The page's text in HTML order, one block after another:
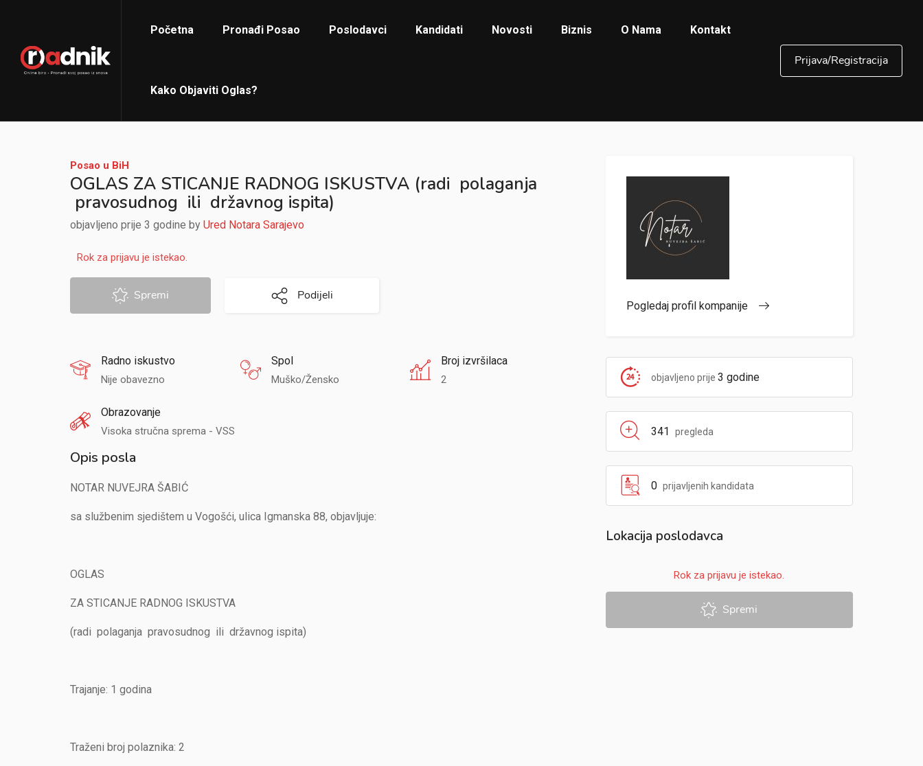
Početna Pronađi Posao Poslodavci Kandidati Novosti Biznis O Nama Kontakt
Kako Objaviti Oglas?
Prijava/Registracija
Posao u BiH
OGLAS ZA STICANJE RADNOG ISKUSTVA (radi polaganja
pravosudnog ili državnog ispita)
objavljeno prije 3 godine by Ured Notara Sarajevo
Rok za prijavu je istekao.
Spremi Podijeli
Radno iskustvo
Nije obavezno
Spol
Muško/Žensko
Broj izvršilaca
2
Obrazovanje
Visoka stručna sprema - VSS
Opis posla
NOTAR NUVEJRA ŠABIĆ
sa službenim sjedištem u Vogošći, ulica Igmanska 88, objavljuje:
OGLAS
ZA STICANJE RADNOG ISKUSTVA
(radi polaganja pravosudnog ili državnog ispita)
Trajanje: 1 godina
Traženi broj polaznika: 2
Pogledaj profil kompanije
objavljeno prije 3 godine
341 pregleda
0 prijavljenih kandidata
Lokacija poslodavca
Rok za prijavu je istekao.
Spremi